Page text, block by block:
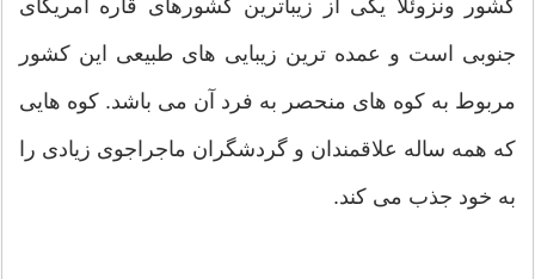
کشور ونزوئلا یکی از زیباترین کشورهای قاره آمریکای
جنوبی است و عمده ترین زیبایی های طبیعی این کشور
مربوط به کوه های منحصر به فرد آن می باشد. کوه هایی
که همه ساله علاقمندان و گردشگران ماجراجوی زیادی را
به خود جذب می کند.